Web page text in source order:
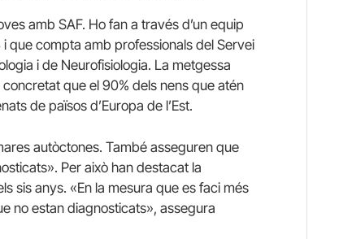
amb SAF. Ho fan a través d’un equip
que compta amb professionals del Servei
i de Neurofisiologia. La metgessa
que el 90% dels nens que atén
de països d’Europa de l’Est.
autòctones. També asseguren que
Per això han destacat la
sis anys. «En la mesura que es faci més
no estan diagnosticats», assegura